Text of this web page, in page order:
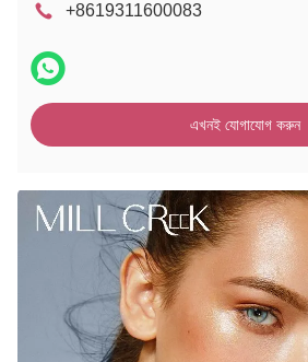
+8619311600083
এখনই যোগাযোগ করুন